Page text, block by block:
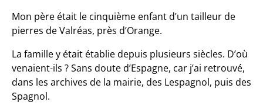
Mon père était le cinquième enfant d’un tailleur de
pierres de Valréas, près d’Orange.
La famille y était établie depuis plusieurs siècles. D’où
venaient-ils ? Sans doute d’Espagne, car j’ai retrouvé,
dans les archives de la mairie, des Lespagnol, puis des
Spagnol.